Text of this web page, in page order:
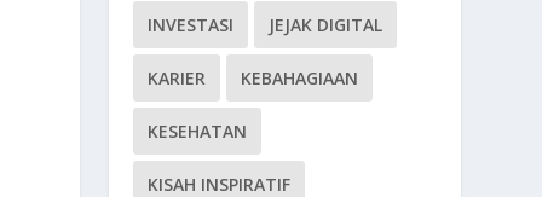
INVESTASI JEJAK DIGITAL
KARIER KEBAHAGIAAN
KESEHATAN
KISAH INSPIRATIF